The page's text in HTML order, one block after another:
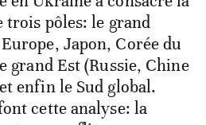
pôles: le grand
Japon, Corée du
grand Est (Russie, Chine
enfin le Sud global.
cette analyse: la